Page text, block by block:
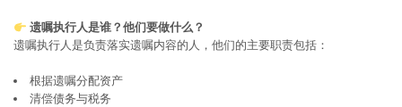
遗嘱执行人是谁？他们要做什么？
遗嘱执行人是负责落实遗嘱内容的人，他们的主要职责包括：
根据遗嘱分配资产
清偿债务与税务